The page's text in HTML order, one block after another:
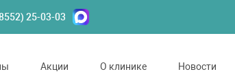
25-03-03
Акции О клинике Новости